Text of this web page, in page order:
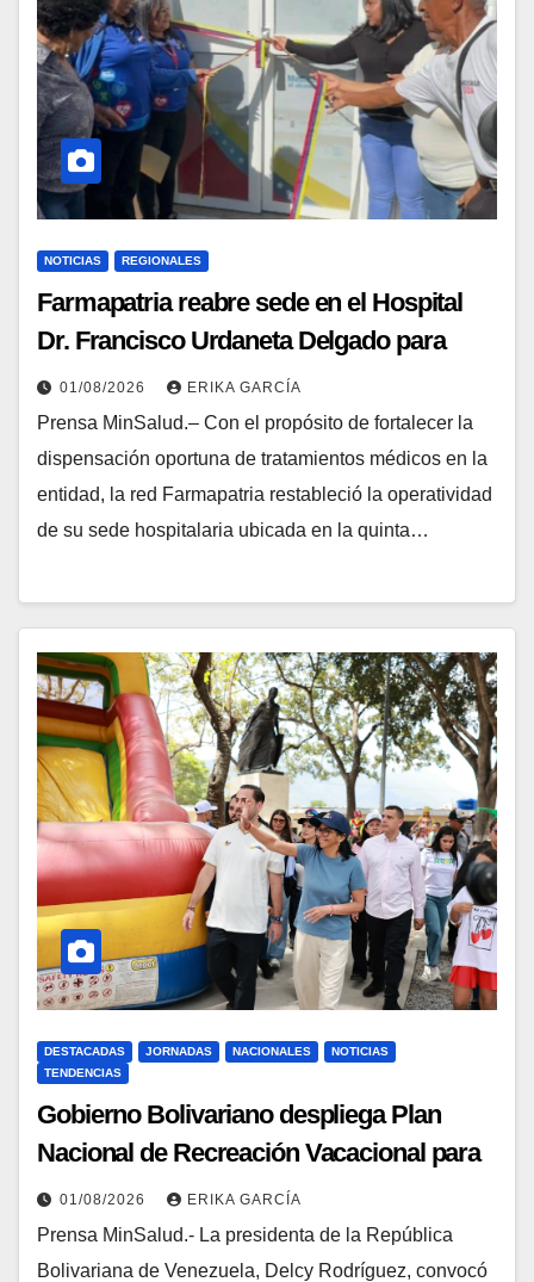
NOTICIAS REGIONALES
Farmapatria reabre sede en el Hospital
Dr. Francisco Urdaneta Delgado para
atender a más de 200 mil habitantes en
Guárico
01/08/2026 ERIKA GARCÍA
Prensa MinSalud.– Con el propósito de fortalecer la
dispensación oportuna de tratamientos médicos en la
entidad, la red Farmapatria restableció la operatividad
de su sede hospitalaria ubicada en la quinta…
DESTACADAS JORNADAS NACIONALES
NOTICIAS
TENDENCIAS
Gobierno Bolivariano despliega Plan
Nacional de Recreación Vacacional para
la salud mental y el bienestar familiar
01/08/2026 ERIKA GARCÍA
Prensa MinSalud.- La presidenta de la República
Bolivariana de Venezuela, Delcy Rodríguez, convocó